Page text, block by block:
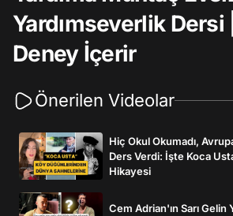
Yardımseverlik Dersi
Deney İçerir
Önerilen Videolar
Hiç Okul Okumadı,
Ders Verdi: İşte Koca
Hikayesi
Cem Adrian'ın Sarı Gelin